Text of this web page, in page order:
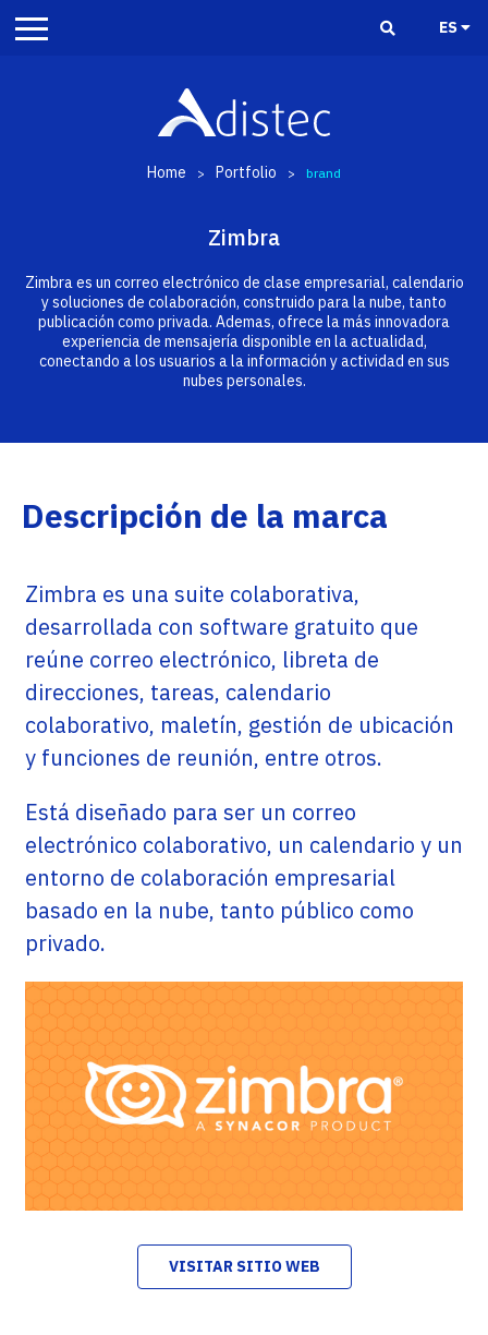
ES
Home > Portfolio > brand
Zimbra
Zimbra es un correo electrónico de clase empresarial, calendario
y soluciones de colaboración, construido para la nube, tanto
publicación como privada. Ademas, ofrece la más innovadora
experiencia de mensajería disponible en la actualidad,
conectando a los usuarios a la información y actividad en sus
nubes personales.
Descripción de la marca
Zimbra es una suite colaborativa,
desarrollada con software gratuito que
reúne correo electrónico, libreta de
direcciones, tareas, calendario
colaborativo, maletín, gestión de ubicación
y funciones de reunión, entre otros.
Está diseñado para ser un correo
electrónico colaborativo, un calendario y un
entorno de colaboración empresarial
basado en la nube, tanto público como
privado.
VISITAR SITIO WEB